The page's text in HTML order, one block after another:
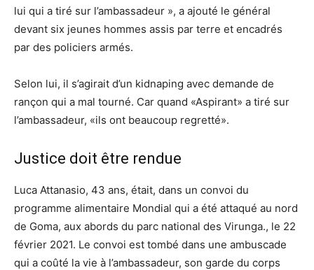
lui qui a tiré sur l’ambassadeur », a ajouté le général
devant six jeunes hommes assis par terre et encadrés
par des policiers armés.
Selon lui, il s’agirait d’un kidnaping avec demande de
rançon qui a mal tourné. Car quand «Aspirant» a tiré sur
l’ambassadeur, «ils ont beaucoup regretté».
Justice doit être rendue
Luca Attanasio, 43 ans, était, dans un convoi du
programme alimentaire Mondial qui a été attaqué au nord
de Goma, aux abords du parc national des Virunga., le 22
février 2021. Le convoi est tombé dans une ambuscade
qui a coûté la vie à l’ambassadeur, son garde du corps